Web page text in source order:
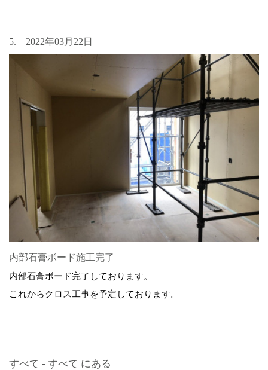
5. 2022年03月22日
内部石膏ボード施工完了
内部石膏ボード完了しております。
これからクロス工事を予定しております。
すべて - すべて にある